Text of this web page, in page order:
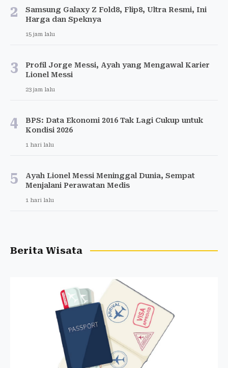
2
Samsung Galaxy Z Fold8, Flip8, Ultra Resmi, Ini
Harga dan Speknya
15 jam lalu
3
Profil Jorge Messi, Ayah yang Mengawal Karier
Lionel Messi
23 jam lalu
4
BPS: Data Ekonomi 2016 Tak Lagi Cukup untuk
Kondisi 2026
1 hari lalu
5
Ayah Lionel Messi Meninggal Dunia, Sempat
Menjalani Perawatan Medis
1 hari lalu
Berita Wisata